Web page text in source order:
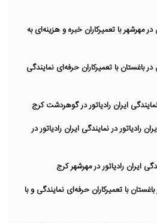
مهرشهر با تعمیرکاران خبره و هزینه‌ای به
باغستان با تعمیرکاران حرفه‌ای نمایندگی
ایران رادیاتور در گوهردشت کرج
در نمایندگی ایران رادیاتور در
با تعمیرکاران حرفه‌ای نمایندگی و با